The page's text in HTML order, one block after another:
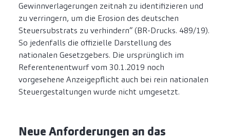
Gewinnverlagerungen zeitnah zu identifizieren und
zu verringern, um die Erosion des deutschen
Steuersubstrats zu verhindern“ (BR-Drucks. 489/19).
So jedenfalls die offizielle Darstellung des
nationalen Gesetzgebers. Die ursprünglich im
Referentenentwurf vom 30.1.2019 noch
vorgesehene Anzeigepflicht auch bei rein nationalen
Steuergestaltungen wurde nicht umgesetzt.
Neue Anforderungen an das